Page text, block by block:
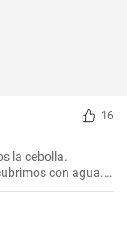
16
la cebolla.
con agua.
las verduras,